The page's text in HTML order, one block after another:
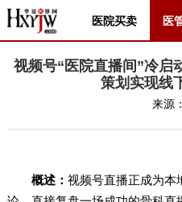
医院买卖 医
视频号“医院直播间”冷启
策划实现线
来源：
概述： 视频号直播正成为本